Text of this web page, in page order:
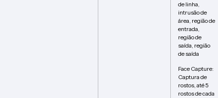
de linha,
intrusão de
área, região de
entrada,
região de
saída, região
de saída
Face Capture:
Captura de
rostos, até 5
rostos de cada